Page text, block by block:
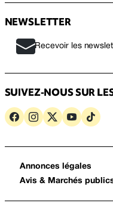
NEWSLETTER
Recevoir les
SUIVEZ-NOUS SUR
Annonces légales
Avis & Marchés